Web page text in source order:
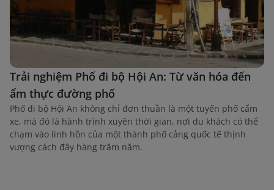
Trải nghiệm Phố đi bộ Hội An: Từ văn hóa đến
ẩm thực đường phố
Phố đi bộ Hội An không chỉ đơn thuần là một tuyến phố cấm
xe, mà đó là hành trình xuyên thời gian, nơi du khách có thể
chạm vào linh hồn của một thành phố cảng quốc tế thịnh
vượng cách đây hàng trăm năm.